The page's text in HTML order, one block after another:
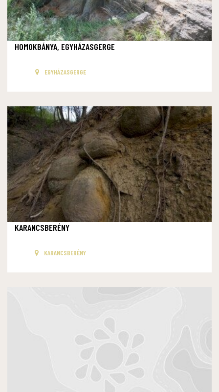
HOMOKBÁNYA, EGYHÁZASGERGE
EGYHÁZASGERGE
KARANCSBERÉNY
KARANCSBERÉNY